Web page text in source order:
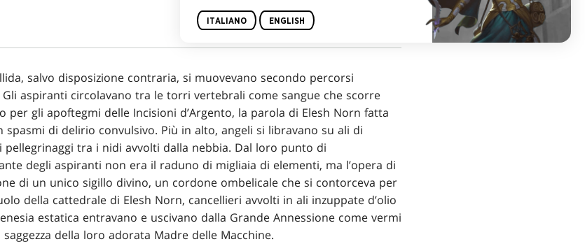
salvo disposizione contraria, si muovevano secondo percorsi
aspiranti circolavano tra le torri vertebrali come sangue che scorre
per gli apoftegmi delle Incisioni d’Argento, la parola di Elesh Norn fatta
di delirio convulsivo. Più in alto, angeli si libravano su ali di
tra i nidi avvolti dalla nebbia. Dal loro punto di
degli aspiranti non era il raduno di migliaia di elementi, ma l’opera di
di un unico sigillo divino, un cordone ombelicale che si contorceva per
della cattedrale di Elesh Norn, cancellieri avvolti in ali inzuppate d’olio
estatica entravano e uscivano dalla Grande Annessione come vermi
della loro adorata Madre delle Macchine.
ITALIANO ENGLISH